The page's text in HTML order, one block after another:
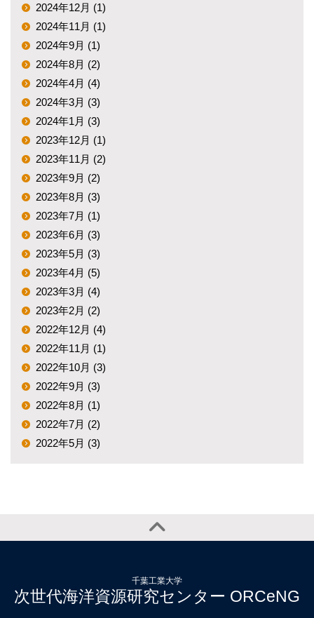
2024年12月 (1)
2024年11月 (1)
2024年9月 (1)
2024年8月 (2)
2024年4月 (4)
2024年3月 (3)
2024年1月 (3)
2023年12月 (1)
2023年11月 (2)
2023年9月 (2)
2023年8月 (3)
2023年7月 (1)
2023年6月 (3)
2023年5月 (3)
2023年4月 (5)
2023年3月 (4)
2023年2月 (2)
2022年12月 (4)
2022年11月 (1)
2022年10月 (3)
2022年9月 (3)
2022年8月 (1)
2022年7月 (2)
2022年5月 (3)
千葉工業大学
次世代海洋資源研究センター ORCeNG